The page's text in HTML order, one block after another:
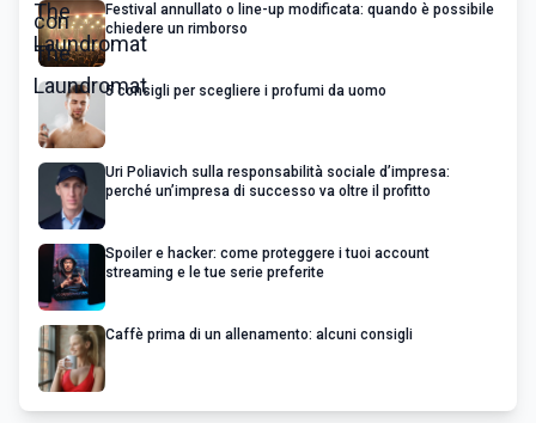
Festival annullato o line-up modificata: quando è possibile
chiedere un rimborso
5 consigli per scegliere i profumi da uomo
Uri Poliavich sulla responsabilità sociale d’impresa:
perché un’impresa di successo va oltre il profitto
Spoiler e hacker: come proteggere i tuoi account
streaming e le tue serie preferite
Caffè prima di un allenamento: alcuni consigli